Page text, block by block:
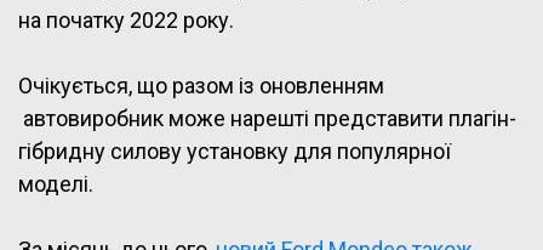
на початку 2022 року.
Очікується, що разом із оновленням
автовиробник може нарешті представити плагін-
гібридну силову установку для популярної
моделі.